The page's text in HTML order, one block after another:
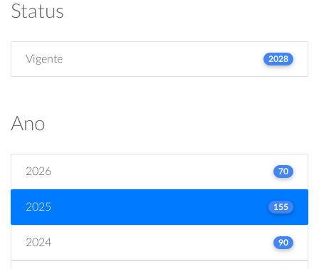
Status
Vigente 2028
Ano
2026 70
2025 155
2024 90